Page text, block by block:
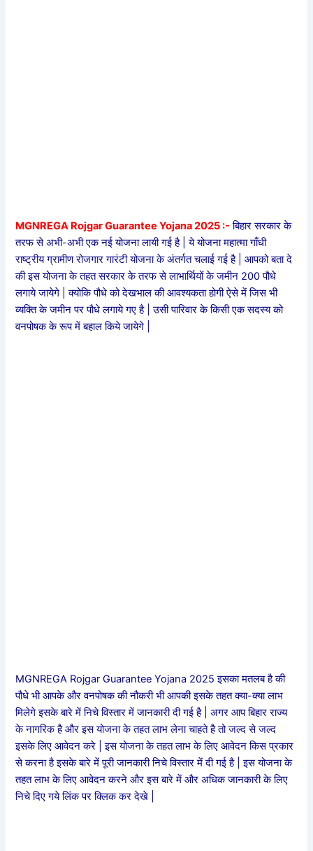
MGNREGA Rojgar Guarantee Yojana 2025 :- बिहार सरकार के
तरफ से अभी-अभी एक नई योजना लायी गई है | ये योजना महात्मा गाँधी
राष्ट्रीय ग्रामीण रोजगार गारंटी योजना के अंतर्गत चलाई गई है | आपको बता दे
की इस योजना के तहत सरकार के तरफ से लाभार्थियों के जमीन 200 पौधे
लगाये जायेगे | क्योकि पौधे को देखभाल की आवश्यकता होगी ऐसे में जिस भी
व्यक्ति के जमीन पर पौधे लगाये गए है | उसी पारिवार के किसी एक सदस्य को
वनपोषक के रूप में बहाल किये जायेगे |
MGNREGA Rojgar Guarantee Yojana 2025 इसका मतलब है की
पौधे भी आपके और वनपोषक की नौकरी भी आपकी इसके तहत क्या-क्या लाभ
मिलेगे इसके बारे में निचे विस्तार में जानकारी दी गई है | अगर आप बिहार राज्य
के नागरिक है और इस योजना के तहत लाभ लेना चाहते है तो जल्द से जल्द
इसके लिए आवेदन करे | इस योजना के तहत लाभ के लिए आवेदन किस प्रकार
से करना है इसके बारे में पूरी जानकारी निचे विस्तार में दी गई है | इस योजना के
तहत लाभ के लिए आवेदन करने और इस बारे में और अधिक जानकारी के लिए
निचे दिए गये लिंक पर क्लिक कर देखे |